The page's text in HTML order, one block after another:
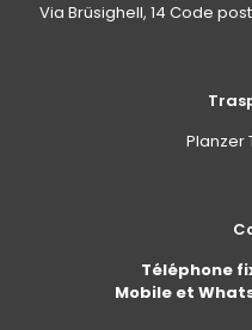
Via Brüsighell, 14 Code
Planzer
Téléphone
Mobile et